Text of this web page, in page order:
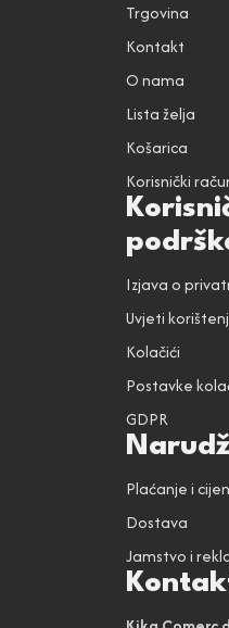
Trgovina
Kontakt
O nama
Lista želja
Košarica
Korisnički
Izjava o
Uvjeti
Kolačići
Postavke
GDPR
Plaćanje i
Dostava
Jamstvo i